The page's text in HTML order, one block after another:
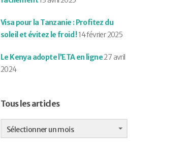
Visa pour la Tanzanie : Profitez du
soleil et évitez le froid !14 février 2025
Le Kenya adopte l’ETA en ligne27 avril
2024
Tous les articles
Tous
les
articles
Sélectionner un mois